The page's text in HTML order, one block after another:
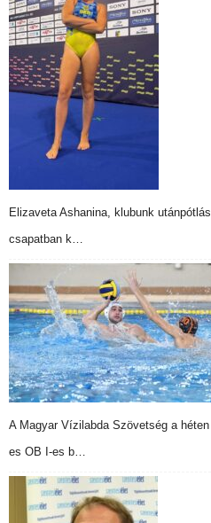
Elizaveta Ashanina, klubunk
csapatban k…
A Magyar Vízilabda Szövetség a
es OB I-es b…